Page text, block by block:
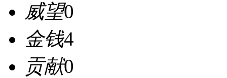
威望0
金钱4
贡献0